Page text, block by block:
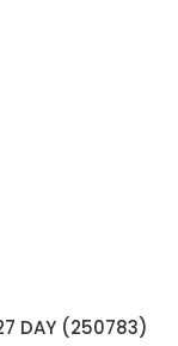
DAY (250783)